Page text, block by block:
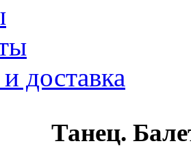
доставка
Танец.